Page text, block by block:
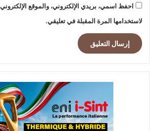
احفظ اسمي، بريدي الإلكتروني، والموقع
لاستخدامها المرة المقبلة في تعليقي.